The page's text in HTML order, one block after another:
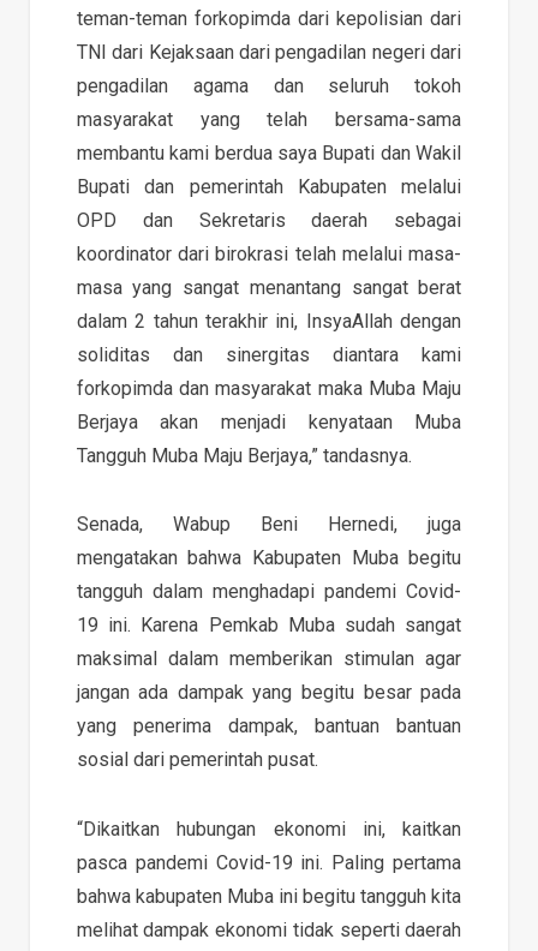
teman-teman forkopimda dari kepolisian dari
TNI dari Kejaksaan dari pengadilan negeri dari
pengadilan agama dan seluruh tokoh
masyarakat yang telah bersama-sama
membantu kami berdua saya Bupati dan Wakil
Bupati dan pemerintah Kabupaten melalui
OPD dan Sekretaris daerah sebagai
koordinator dari birokrasi telah melalui masa-
masa yang sangat menantang sangat berat
dalam 2 tahun terakhir ini, InsyaAllah dengan
soliditas dan sinergitas diantara kami
forkopimda dan masyarakat maka Muba Maju
Berjaya akan menjadi kenyataan Muba
Tangguh Muba Maju Berjaya,” tandasnya.
Senada, Wabup Beni Hernedi, juga
mengatakan bahwa Kabupaten Muba begitu
tangguh dalam menghadapi pandemi Covid-
19 ini. Karena Pemkab Muba sudah sangat
maksimal dalam memberikan stimulan agar
jangan ada dampak yang begitu besar pada
yang penerima dampak, bantuan bantuan
sosial dari pemerintah pusat.
“Dikaitkan hubungan ekonomi ini, kaitkan
pasca pandemi Covid-19 ini. Paling pertama
bahwa kabupaten Muba ini begitu tangguh kita
melihat dampak ekonomi tidak seperti daerah